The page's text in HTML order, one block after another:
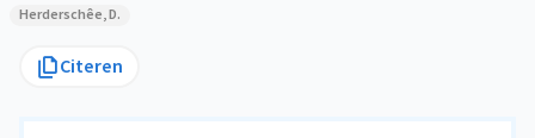
Herderschêe, D.
Citeren